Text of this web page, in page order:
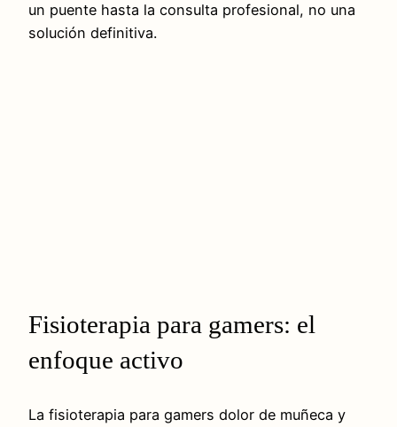
un puente hasta la consulta profesional, no una
solución definitiva.
Fisioterapia para gamers: el
enfoque activo
La fisioterapia para gamers dolor de muñeca y